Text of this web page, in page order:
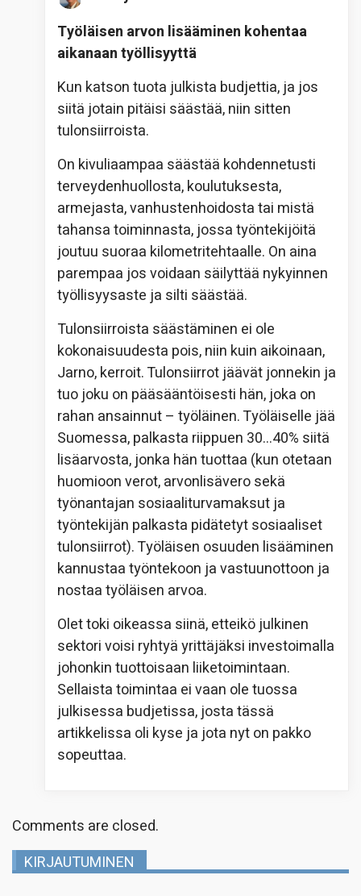
Työläisen arvon lisääminen kohentaa
aikanaan työllisyyttä
Kun katson tuota julkista budjettia, ja jos
siitä jotain pitäisi säästää, niin sitten
tulonsiirroista.
On kivuliaampaa säästää kohdennetusti
terveydenhuollosta, koulutuksesta,
armejasta, vanhustenhoidosta tai mistä
tahansa toiminnasta, jossa työntekijöitä
joutuu suoraa kilometritehtaalle. On aina
parempaa jos voidaan säilyttää nykyinnen
työllisyysaste ja silti säästää.
Tulonsiirroista säästäminen ei ole
kokonaisuudesta pois, niin kuin aikoinaan,
Jarno, kerroit. Tulonsiirrot jäävät jonnekin ja
tuo joku on pääsääntöisesti hän, joka on
rahan ansainnut – työläinen. Työläiselle jää
Suomessa, palkasta riippuen 30…40% siitä
lisäarvosta, jonka hän tuottaa (kun otetaan
huomioon verot, arvonlisävero sekä
työnantajan sosiaaliturvamaksut ja
työntekijän palkasta pidätetyt sosiaaliset
tulonsiirrot). Työläisen osuuden lisääminen
kannustaa työntekoon ja vastuunottoon ja
nostaa työläisen arvoa.
Olet toki oikeassa siinä, etteikö julkinen
sektori voisi ryhtyä yrittäjäksi investoimalla
johonkin tuottoisaan liiketoimintaan.
Sellaista toimintaa ei vaan ole tuossa
julkisessa budjetissa, josta tässä
artikkelissa oli kyse ja jota nyt on pakko
sopeuttaa.
Comments are closed.
KIRJAUTUMINEN